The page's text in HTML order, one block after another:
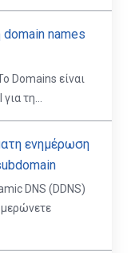
domain names
Domains είναι
τη...
ενημέρωση
DNS (DDNS)